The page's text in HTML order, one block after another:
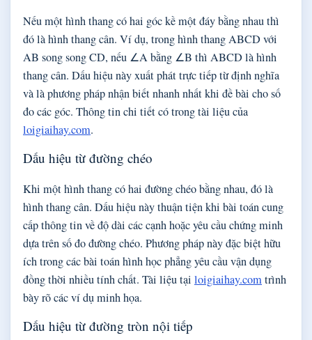
Nếu một hình thang có hai góc kề một đáy bằng nhau thì
đó là hình thang cân. Ví dụ, trong hình thang ABCD với
AB song song CD, nếu ∠A bằng ∠B thì ABCD là hình
thang cân. Dấu hiệu này xuất phát trực tiếp từ định nghĩa
và là phương pháp nhận biết nhanh nhất khi đề bài cho số
đo các góc. Thông tin chi tiết có trong tài liệu của
loigiaihay.com.
Dấu hiệu từ đường chéo
Khi một hình thang có hai đường chéo bằng nhau, đó là
hình thang cân. Dấu hiệu này thuận tiện khi bài toán cung
cấp thông tin về độ dài các cạnh hoặc yêu cầu chứng minh
dựa trên số đo đường chéo. Phương pháp này đặc biệt hữu
ích trong các bài toán hình học phẳng yêu cầu vận dụng
đồng thời nhiều tính chất. Tài liệu tại loigiaihay.comtrình
bày rõ các ví dụ minh họa.
Dấu hiệu từ đường tròn nội tiếp